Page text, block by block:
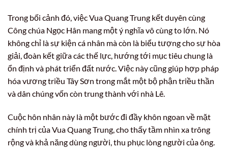
Trong bối cảnh đó, việc Vua Quang Trung kết duyên cùng
Công chúa Ngọc Hân mang một ý nghĩa vô cùng to lớn. Nó
không chỉ là sự kiện cá nhân mà còn là biểu tượng cho sự hòa
giải, đoàn kết giữa các thế lực, hướng tới mục tiêu chung là
ổn định và phát triển đất nước. Việc này cũng giúp hợp pháp
hóa vương triều Tây Sơn trong mắt một bộ phận triều thần
và dân chúng vốn còn trung thành với nhà Lê.
Cuộc hôn nhân này là một bước đi đầy khôn ngoan về mặt
chính trị của Vua Quang Trung, cho thấy tầm nhìn xa trông
rộng và khả năng dùng người, thu phục lòng người của ông.